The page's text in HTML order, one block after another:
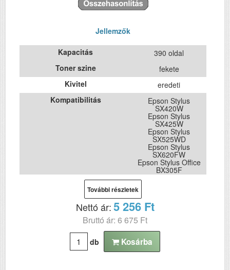
Jellemzők
Kapacitás
390 oldal
Toner szine
fekete
Kivitel
eredeti
Kompatibilitás
Epson Stylus
SX420W
Epson Stylus
SX425W
Epson Stylus
SX525WD
Epson Stylus
SX620FW
Epson Stylus Office
BX305F
Epson Stylus Office
Epson Stylus Office
BX320FW
Epson Stylus Office
További részletek
Nettó ár:5 256 Ft
Bruttó ár: 6 675 Ft
db Kosárba